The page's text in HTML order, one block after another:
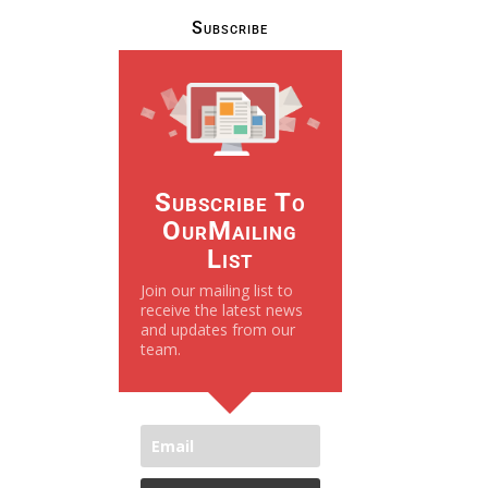
Subscribe
Subscribe To
OurMailing
List
Join our mailing list to
receive the latest news
and updates from our
team.